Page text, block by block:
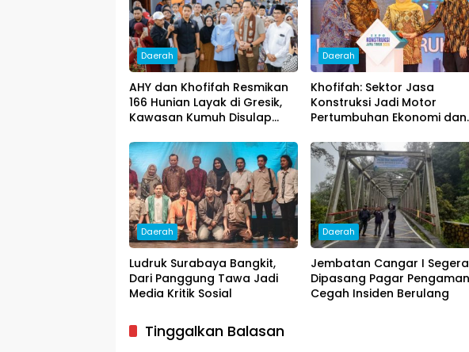
Daerah
AHY dan Khofifah Resmikan
166 Hunian Layak di Gresik,
Kawasan Kumuh Disulap
Daerah
Khofifah: Sektor Jasa
Konstruksi Jadi Motor
Pertumbuhan Ekonomi dan
Daerah
Ludruk Surabaya Bangkit,
Dari Panggung Tawa Jadi
Media Kritik Sosial
Daerah
Jembatan Cangar I Segera
Dipasang Pagar
Cegah Insiden Berulang
Tinggalkan Balasan